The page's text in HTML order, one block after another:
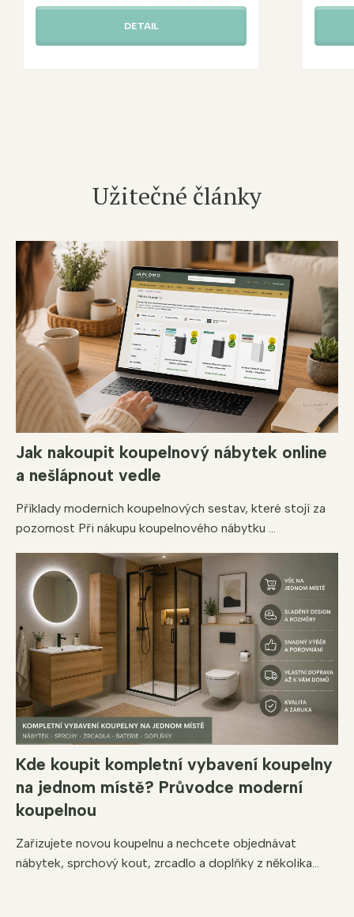
DETAIL
Užitečné články
Jak nakoupit koupelnový nábytek online
a nešlápnout vedle
Příklady moderních koupelnových sestav, které stojí za
pozornost Při nákupu koupelnového nábytku ...
Kde koupit kompletní vybavení koupelny
na jednom místě? Průvodce moderní
koupelnou
Zařizujete novou koupelnu a nechcete objednávat
nábytek, sprchový kout, zrcadlo a doplňky z několika...